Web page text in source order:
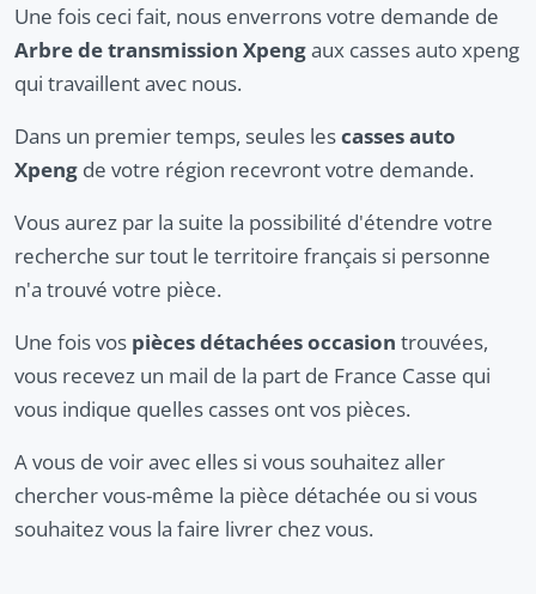
Une fois ceci fait, nous enverrons votre demande de
Arbre de transmission Xpengaux casses auto xpeng
qui travaillent avec nous.
Dans un premier temps, seules lescasses auto
Xpeng de votre région recevront votre demande.
Vous aurez par la suite la possibilité d'étendre votre
recherche sur tout le territoire français si personne
n'a trouvé votre pièce.
Une fois vos pièces détachées occasion trouvées,
vous recevez un mail de la part de France Casse qui
vous indique quelles casses ont vos pièces.
A vous de voir avec elles si vous souhaitez aller
chercher vous-même la pièce détachée ou si vous
souhaitez vous la faire livrer chez vous.